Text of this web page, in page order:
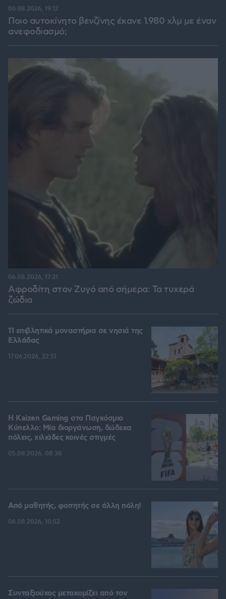
Ποιο αυτοκίνητο βενζίνης έκανε 1.980 χλμ με έναν
ανεφοδιασμό;
06.08.2026, 19:12
Αφροδίτη στον Ζυγό από σήμερα: Τα τυχερά
ζώδια
06.08.2026, 17:31
11 επιβλητικά μοναστήρια σε νησιά της
Ελλάδας
17.06.2026, 22:51
H Kaizen Gaming στο Παγκόσμιο
Kύπελλο: Μία διοργάνωση, δώδεκα
πόλεις, χιλιάδες κοινές στιγμές
05.08.2026, 08:38
Από μαθητής, φοιτητής σε άλλη πόλη!
06.08.2026, 10:52
Συνταξιούχος μετακομίζει από τον